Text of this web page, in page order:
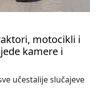
motocikli i
kamere i
učestalije slučajeve